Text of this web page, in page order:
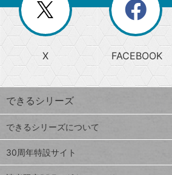
じ
る
search
検
索
上
昇
ワ
ー
ド
Google
スプレ
ッドシ
閉
じ
る
ー
か
ら
探
す
ト
ッ
プ
X FACEBOOK
できるシリーズ
できるシリーズについて
30周年特設サイト